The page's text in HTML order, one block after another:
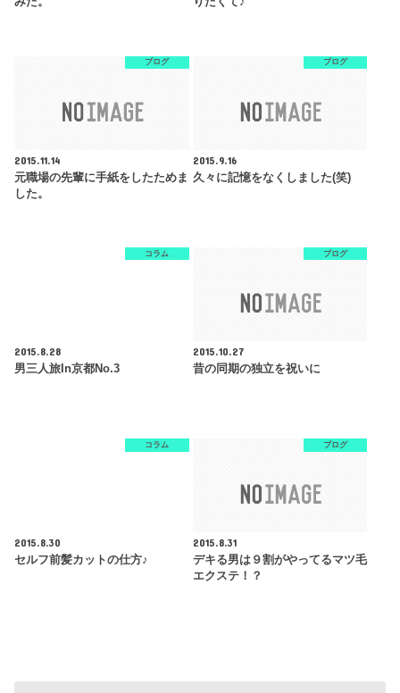
ブログ
2015.11.14
元職場の先輩に手紙をしたためま
した。
ブログ
2015.9.16
久々に記憶をなくしました(笑)
コラム
2015.8.28
男三人旅in京都no.3
ブログ
2015.10.27
昔の同期の独立を祝いに
コラム
2015.8.30
セルフ前髪カットの仕方♪
ブログ
2015.8.31
デキる男は９割がやってるマツ毛
エクステ！？